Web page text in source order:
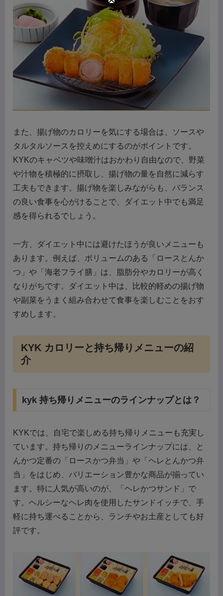
また、揚げ物のカロリーを気にする場合は、ソースや
タルタルソースを控えめにするのがポイントです。
KYKのキャベツや味噌汁はおかわり自由なので、野菜
や汁物を積極的に摂取し、揚げ物の量を自然に減らす
工夫もできます。揚げ物を楽しみながらも、バランス
の良い食事を心がけることで、ダイエット中でも満足
感を得られるでしょう。
一方、ダイエット中には避けたほうが良いメニューも
あります。例えば、ボリュームのある「ロースとんか
つ」や「海老フライ膳」は、脂肪分やカロリーが高く
なりがちです。ダイエット中は、比較的軽めの揚げ物
や副菜をうまく組み合わせて食事を楽しむことをおす
すめします。
KYK カロリーと持ち帰りメニューの紹
介
kyk 持ち帰りメニューのラインナップとは？
KYKでは、自宅で楽しめる持ち帰りメニューも充実し
ています。持ち帰りのメニューラインナップには、と
んかつ定番の「ロースかつ弁当」や「ヘレとんかつ弁
当」をはじめ、バリエーション豊かな商品が揃ってい
ます。特に人気が高いのが、「ヘレかつサンド」で
す。ヘルシーなヘレ肉を使用したサンドイッチで、手
軽に持ち運べることから、ランチやお土産としても好
評です。